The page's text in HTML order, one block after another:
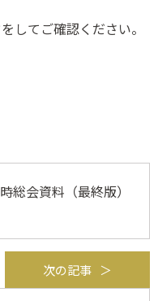
してご確認ください。
総会資料（最終版）
次の記事